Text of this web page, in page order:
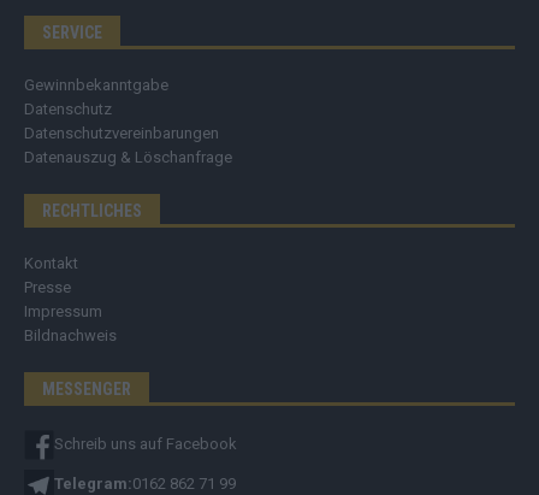
SERVICE
Gewinnbekanntgabe
Datenschutz
Datenschutzvereinbarungen
Datenauszug & Löschanfrage
RECHTLICHES
Kontakt
Presse
Impressum
Bildnachweis
MESSENGER
Schreib uns auf Facebook
Telegram:0162 862 71 99